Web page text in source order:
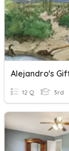
12 Q 3rd